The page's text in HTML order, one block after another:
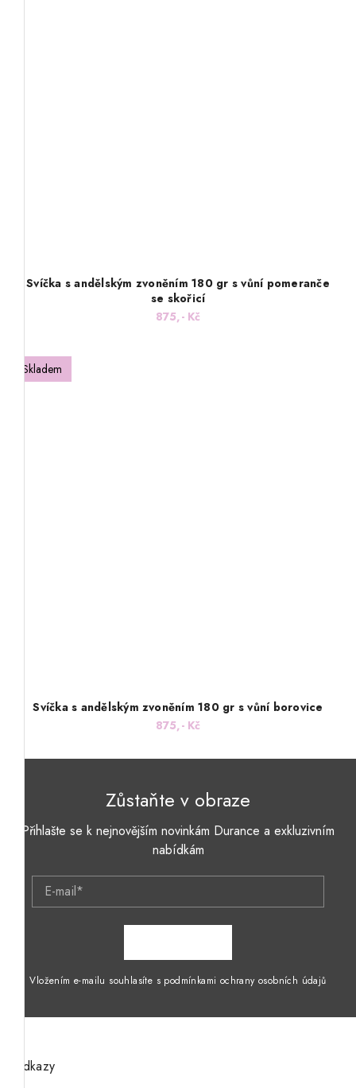
Svíčka s andělským zvoněním 180 gr s vůní pomeranče
se skořicí
875,- Kč
Skladem
Svíčka s andělským zvoněním 180 gr s vůní borovice
875,- Kč
Zůstaňte v obraze
Přihlašte se k nejnovějším novinkám Durance a exkluzivním
nabídkám
E-mail*
Vložením e-mailu souhlasíte s podmínkami ochrany osobních údajů
Odkazy